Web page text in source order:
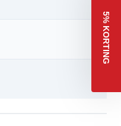
5% KORTING